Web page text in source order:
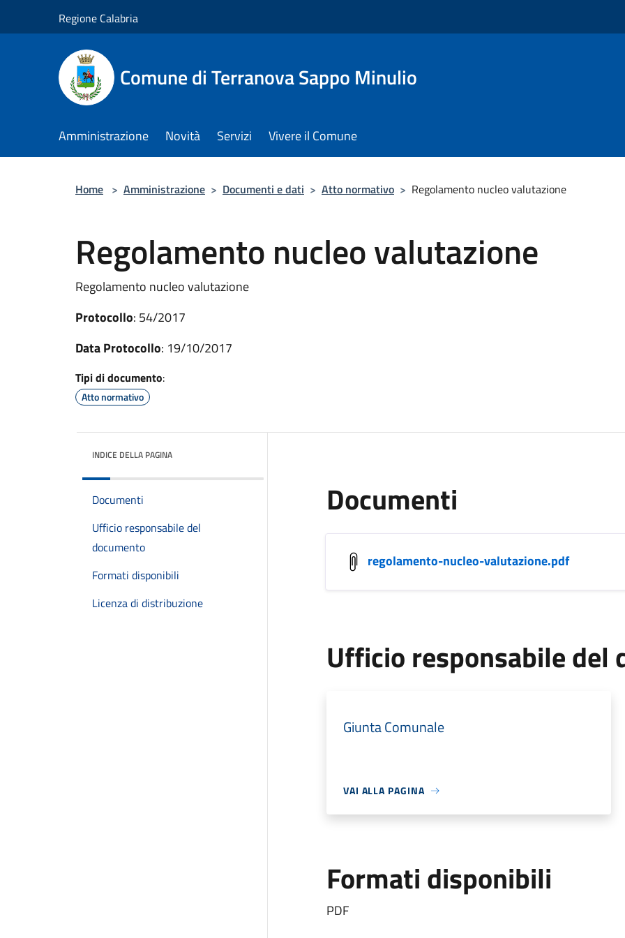
Regione Calabria
Comune di Terranova Sappo Minulio
Amministrazione Novità Servizi Vivere il Comune
Home > Amministrazione > Documenti e dati > Atto normativo > Regolamento nucleo valutazione
Regolamento nucleo valutazione
Regolamento nucleo valutazione
Protocollo: 54/2017
Data Protocollo: 19/10/2017
Tipi di documento:
Atto normativo
INDICE DELLA PAGINA
Documenti
Ufficio responsabile del
documento
Formati disponibili
Licenza di distribuzione
Documenti
regolamento-nucleo-valutazione.pdf
Ufficio responsabile del
Giunta Comunale
VAI ALLA PAGINA
Formati disponibili
PDF